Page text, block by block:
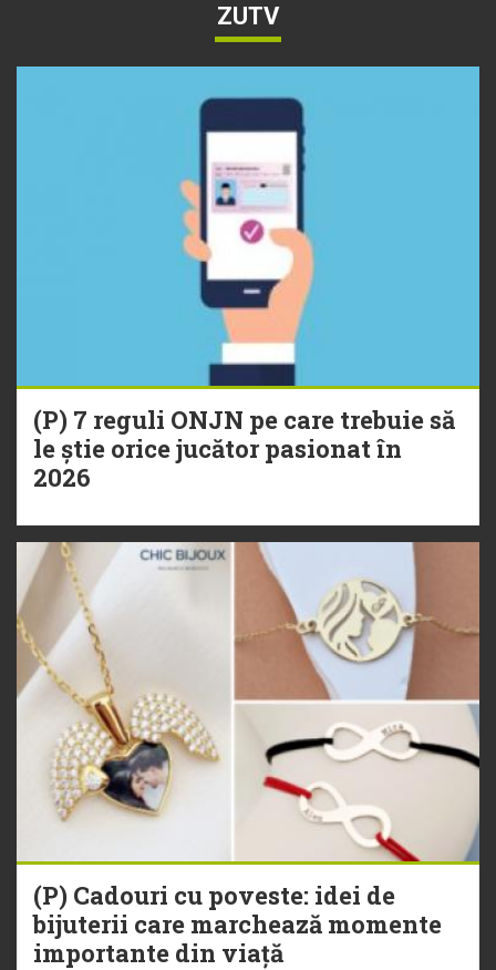
ZUTV
(P) 7 reguli ONJN pe care trebuie să
le știe orice jucător pasionat în
2026
(P) Cadouri cu poveste: idei de
bijuterii care marchează momente
importante din viață